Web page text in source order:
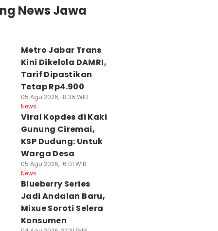
Kota Cimahi
Dugaan
Beli Seragam
SMP Negeri
Direvisi, Hibah
Rp662 Miliar untuk
News Jawa
Metro Jabar Trans
Kini Dikelola DAMRI,
Tarif Dipastikan
Tetap Rp4.900
05 Agu 2026, 18:35 WIB
News
Viral Kopdes di Kaki
Gunung Ciremai,
KSP Dudung: Untuk
Warga Desa
05 Agu 2026, 16:01 WIB
News
Blueberry Series
Jadi Andalan Baru,
Mixue Soroti Selera
Konsumen